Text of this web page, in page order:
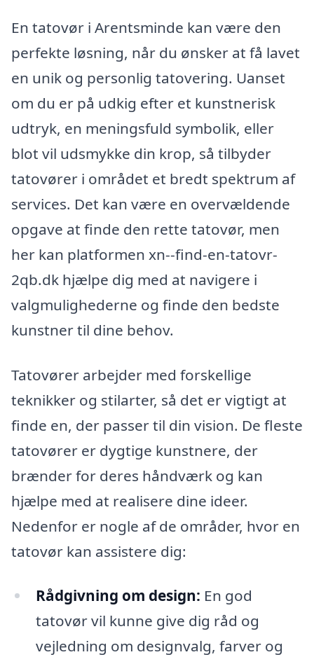
En tatovør i Arentsminde kan være den
perfekte løsning, når du ønsker at få lavet
en unik og personlig tatovering. Uanset
om du er på udkig efter et kunstnerisk
udtryk, en meningsfuld symbolik, eller
blot vil udsmykke din krop, så tilbyder
tatovører i området et bredt spektrum af
services. Det kan være en overvældende
opgave at finde den rette tatovør, men
her kan platformen xn--find-en-tatovr-
2qb.dk hjælpe dig med at navigere i
valgmulighederne og finde den bedste
kunstner til dine behov.
Tatovører arbejder med forskellige
teknikker og stilarter, så det er vigtigt at
finde en, der passer til din vision. De fleste
tatovører er dygtige kunstnere, der
brænder for deres håndværk og kan
hjælpe med at realisere dine ideer.
Nedenfor er nogle af de områder, hvor en
tatovør kan assistere dig:
Rådgivning om design: En god
tatovør vil kunne give dig råd og
vejledning om designvalg, farver og